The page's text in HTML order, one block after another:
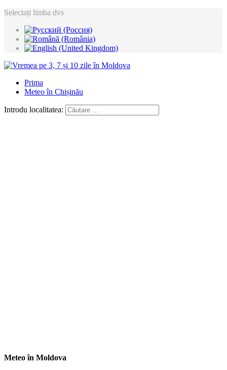
Selectați limba dvs
Prima
Meteo în Chișinău
Introdu localitatea:
Meteo în Moldova